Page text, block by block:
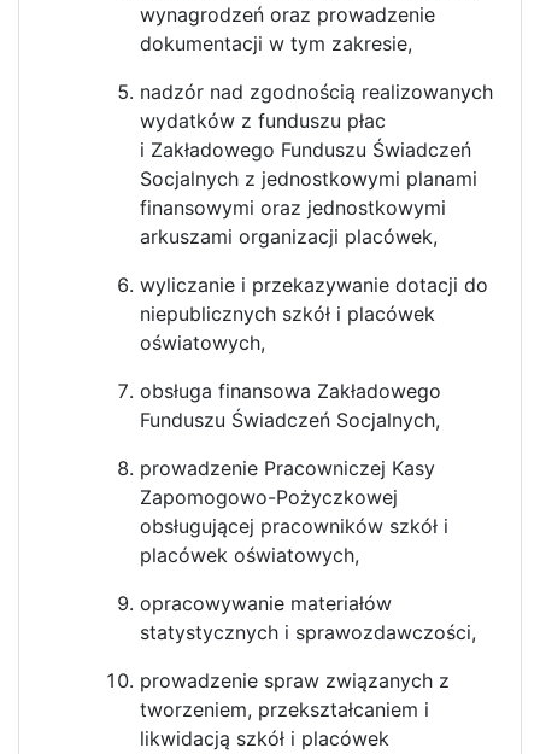
wynagrodzeń oraz prowadzenie
dokumentacji w tym zakresie,
nadzór nad zgodnością realizowanych
wydatków z funduszu płac
i Zakładowego Funduszu Świadczeń
Socjalnych z jednostkowymi planami
finansowymi oraz jednostkowymi
arkuszami organizacji placówek,
wyliczanie i przekazywanie dotacji do
niepublicznych szkół i placówek
oświatowych,
obsługa finansowa Zakładowego
Funduszu Świadczeń Socjalnych,
prowadzenie Pracowniczej Kasy
Zapomogowo-Pożyczkowej
obsługującej pracowników szkół i
placówek oświatowych,
opracowywanie materiałów
statystycznych i sprawozdawczości,
prowadzenie spraw związanych z
tworzeniem, przekształcaniem i
likwidacją szkół i placówek